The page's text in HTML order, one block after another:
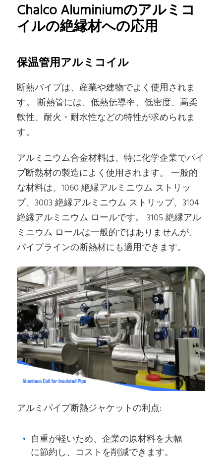
Chalco Aluminiumのアルミコ
イルの絶縁材への応用
保温管用アルミコイル
断熱パイプは、産業や建物でよく使用されま
す。 断熱管には、低熱伝導率、低密度、高柔
軟性、耐火・耐水性などの特性が求められま
す。
アルミニウム合金材料は、特に化学企業でパイ
プ断熱材の製造によく使用されます。 一般的
な材料は、1060 絶縁アルミニウム ストリッ
プ、3003 絶縁アルミニウム ストリップ、3104
絶縁アルミニウム ロールです。 3105 絶縁アル
ミニウム ロールは一般的ではありませんが、
パイプラインの断熱材にも適用できます。
アルミパイプ断熱ジャケットの利点:
自重が軽いため、企業の原材料を大幅
に節約し、コストを削減できます。